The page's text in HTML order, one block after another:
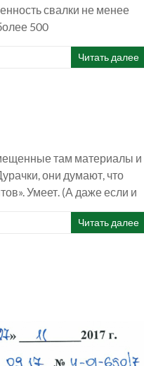
свалки не менее
500
Читать далее
там материалы и
они думают, что
Умеет. (А даже если и
Читать далее